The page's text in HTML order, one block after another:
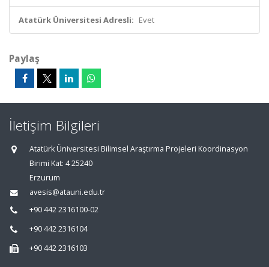
Atatürk Üniversitesi Adresli: Evet
Paylaş
İletişim Bilgileri
Atatürk Üniversitesi Bilimsel Araştırma Projeleri Koordinasyon
Birimi Kat: 4 25240
Erzurum
avesis@atauni.edu.tr
+90 442 2316100-02
+90 442 2316104
+90 442 2316103